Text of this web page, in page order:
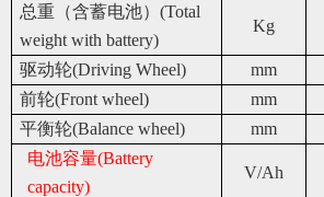
总重（含蓄电池）(Total
weight with battery)
Kg
驱动轮(Driving Wheel) mm
前轮(Front wheel)
mm
平衡轮(Balance wheel)
mm
电池容量(Battery
capacity)
V/Ah